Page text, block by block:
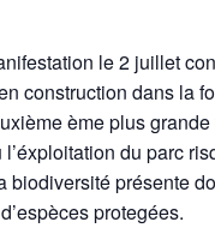
le 2 juillet
construction dans la
ème plus grande
du parc
biodiversité présente
protegées.